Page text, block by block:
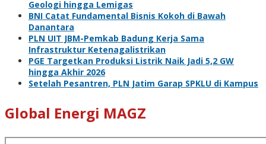
Geologi hingga Lemigas
BNI Catat Fundamental Bisnis Kokoh di Bawah
Danantara
PLN UIT JBM-Pemkab Badung Kerja Sama
Infrastruktur Ketenagalistrikan
PGE Targetkan Produksi Listrik Naik Jadi 5,2 GW
hingga Akhir 2026
Setelah Pesantren, PLN Jatim Garap SPKLU di Kampus
Global Energi MAGZ